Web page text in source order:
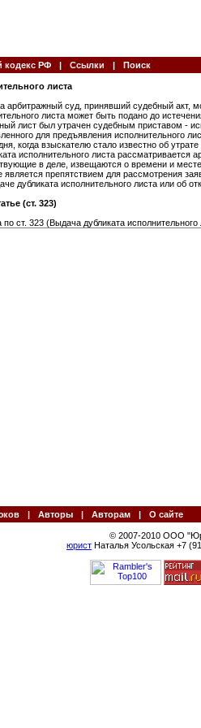
кодекс РФ | Ссылки | Поиск
листа
арбитражный суд, принявший судебный акт,
листа может быть подано до
лист был утрачен судебным приставом -
для предъявления исполнительного
когда взыскателю стало известно об утрате
исполнительного листа
в деле, извещаются о времени и
препятствием для рассмотрения
дубликата исполнительного листа или об
(ст. 323)
ст. 323 (Выдача дубликата исполнительного
| Авторы | Авторам | О сайте
© 2007-2010 ООО
юрист Наталья Усольская +7